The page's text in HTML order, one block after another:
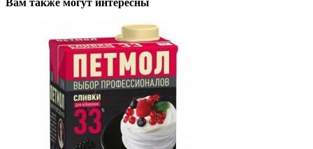
Вам также могут интересны